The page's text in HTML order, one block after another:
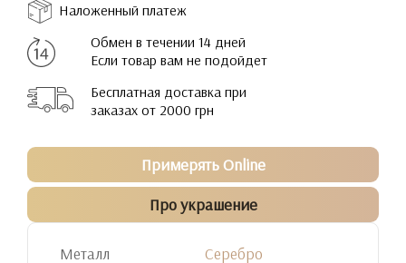
Наложенный платеж
Обмен в течении 14 дней
Если товар вам не подойдет
Бесплатная доставка при
заказах от 2000 грн
Примерять Online
Про украшение
Металл
Серебро